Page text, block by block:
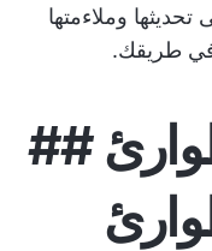
وملاءمتها
في طريقك.
##